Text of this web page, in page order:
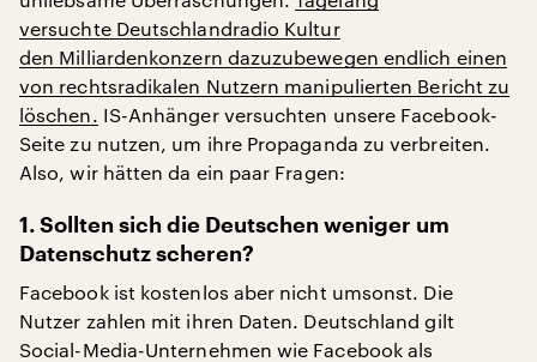
versuchte Deutschlandradio Kultur
den Milliardenkonzern dazuzubewegen endlich einen
von rechtsradikalen Nutzern manipulierten Bericht zu
löschen. IS-Anhänger versuchten unsere Facebook-
Seite zu nutzen, um ihre Propaganda zu verbreiten.
Also, wir hätten da ein paar Fragen:
1. Sollten sich die Deutschen weniger um
Datenschutz scheren?
Facebook ist kostenlos aber nicht umsonst. Die
Nutzer zahlen mit ihren Daten. Deutschland gilt
Social-Media-Unternehmen wie Facebook als